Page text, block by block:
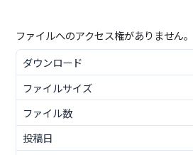
ファイルへのアクセス権がありません。
ダウンロード
ファイルサイズ
ファイル数
投稿日